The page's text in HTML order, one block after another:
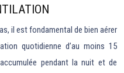
il est fondamental de bien aérer
quotidienne d’au moins 15
pendant la nuit et de